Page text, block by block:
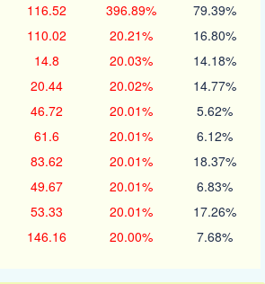
116.52 396.89% 79.39%
110.02 20.21% 16.80%
14.8 20.03% 14.18%
20.44 20.02% 14.77%
46.72 20.01% 5.62%
61.6 20.01% 6.12%
83.62 20.01% 18.37%
49.67 20.01% 6.83%
53.33 20.01% 17.26%
146.16 20.00% 7.68%